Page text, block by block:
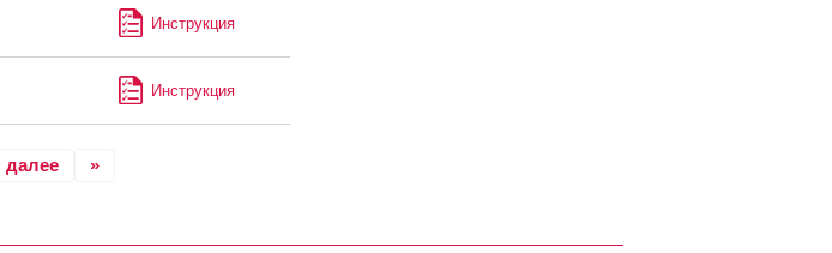
Инструкция
Инструкция
далее »